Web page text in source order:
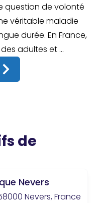
question de volonté
véritable maladie
durée. En France,
adultes et ...
de
Nevers
Nevers, France